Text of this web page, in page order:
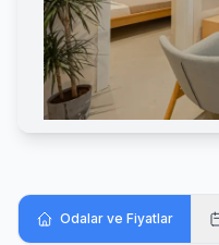
Odalar ve Fiyatlar